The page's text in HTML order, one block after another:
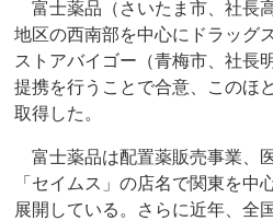
富士薬品（さいたま市、社長
地区の西南部を中心にドラッグ
ストアバイゴー（青梅市、社長
提携を行うことで合意、このほ
取得した。
富士薬品は配置薬販売事業、
「セイムス」の店名で関東を中
展開している。さらに近年、全